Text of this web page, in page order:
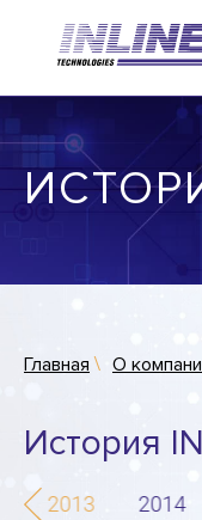
Главная О
История
2013 2014